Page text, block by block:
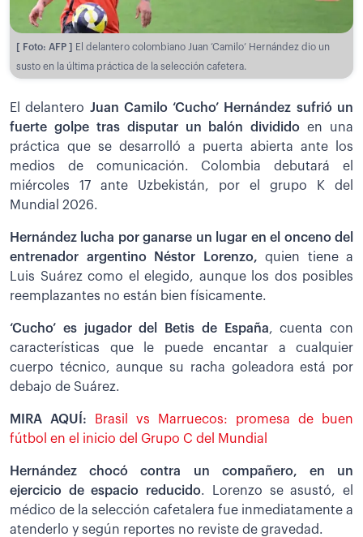
[ Foto: AFP ]
El delantero colombiano Juan ‘Camilo’ Hernández dio un
susto en la última práctica de la selección cafetera.
El delantero Juan Camilo ‘Cucho’ Hernández sufrió un
fuerte golpe tras disputar un balón divididoen una
práctica que se desarrolló a puerta abierta ante los
medios de comunicación. Colombia debutará el
miércoles 17 ante Uzbekistán, por el grupo K del
Mundial 2026.
Hernández lucha por ganarse un lugar en el onceno del
entrenador argentino Néstor Lorenzo, quien tiene a
Luis Suárez como el elegido, aunque los dos posibles
reemplazantes no están bien físicamente.
‘Cucho’ es jugador del Betis de España, cuenta con
características que le puede encantar a cualquier
cuerpo técnico, aunque su racha goleadora está por
debajo de Suárez.
MIRA AQUÍ:
Brasil vs Marruecos: promesa de buen
fútbol en el inicio del Grupo C del Mundial
Hernández chocó contra un compañero, en un
ejercicio de espacio reducido. Lorenzo se asustó, el
médico de la selección cafetalera fue inmediatamente a
atenderlo y según reportes no reviste de gravedad.